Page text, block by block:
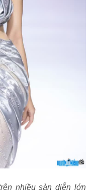
nhiều sàn diễn lớn